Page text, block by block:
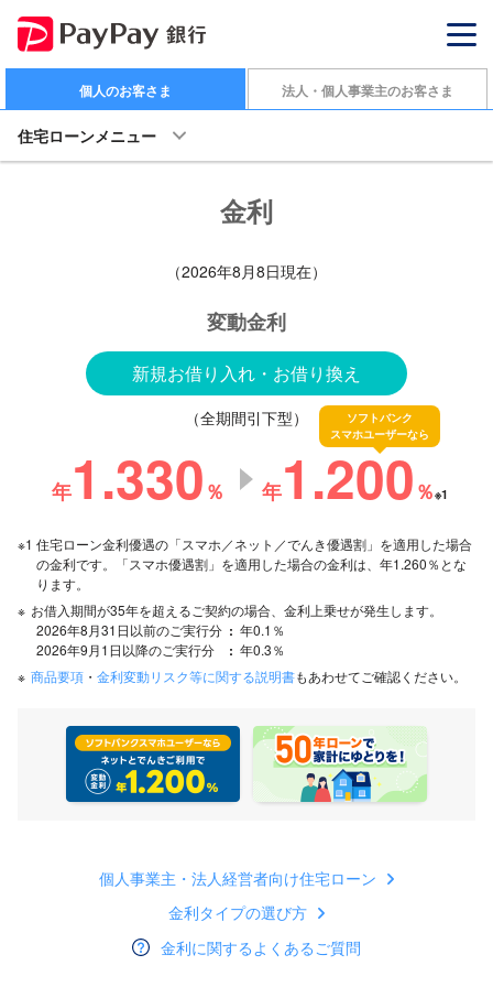
個人のお客さま 法人・個人事業主のお客さま
住宅ローンメニュー
金利
（2026年8月8日現在）
変動金利
新規お借り入れ・お借り換え
（全期間引下型）
年1.330％
ソフトバンク
スマホユーザーなら
年1.200％※1
※1 住宅ローン金利優遇の「スマホ／ネット／でんき優遇割」を適用した場合
の金利です。「スマホ優遇割」を適用した場合の金利は、年1.260％とな
ります。
※ お借入期間が35年を超えるご契約の場合、金利上乗せが発生します。
2026年8月31日以前のご実行分
年0.1％
2026年9月1日以降のご実行分
年0.3％
※ 商品要項 ・ 金利変動リスク等に関する説明書もあわせてご確認ください。
個人事業主・法人経営者向け住宅ローン
金利タイプの選び方
金利に関するよくあるご質問